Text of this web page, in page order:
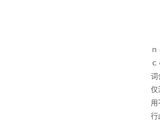
词
仅
用
行